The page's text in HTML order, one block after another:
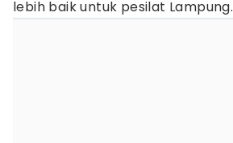
lebih baik untuk pesilat Lampung.